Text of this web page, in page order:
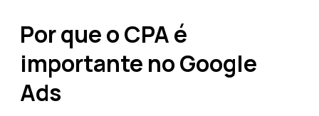
Por que o CPA é
importante no Google
Ads